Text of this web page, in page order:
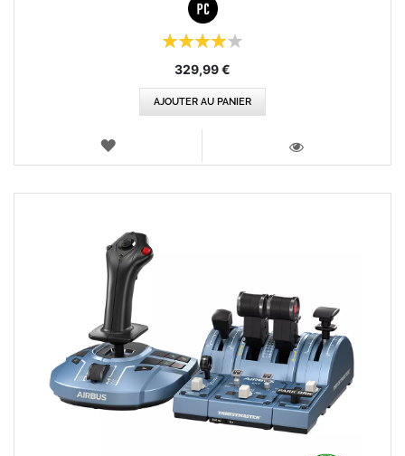
329,99 €
AJOUTER AU PANIER
AJOUTER